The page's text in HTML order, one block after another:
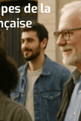
de la